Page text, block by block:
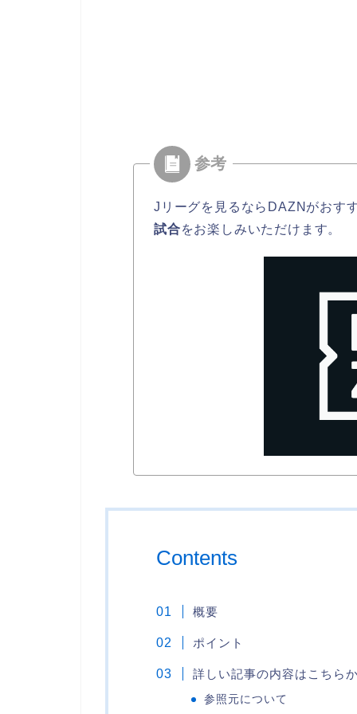
Jリーグを見るならDAZNがおす
試合をお楽しみいただけます。
Contents
概要
ポイント
詳しい記事の内容はこちら
参照元について